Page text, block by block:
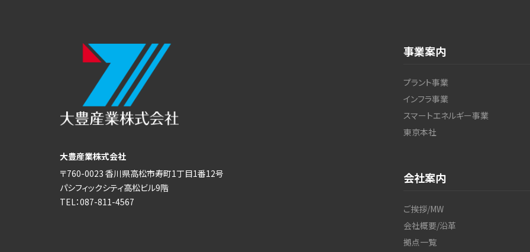
大豊産業株式会社
〒760-0023 香川県高松市寿町1丁目1番12号
パシフィックシティ高松ビル9階
TEL：087-811-4567
事業案内
プラント事業
インフラ事業
スマートエネルギー事業
東京本社
会社案内
ご挨拶/MW
会社概要/沿革
拠点一覧